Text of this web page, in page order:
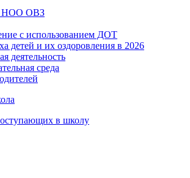
НОО ОВЗ
с использованием ДОТ
детей и их оздоровления в 2026
деятельность
среда
в школу